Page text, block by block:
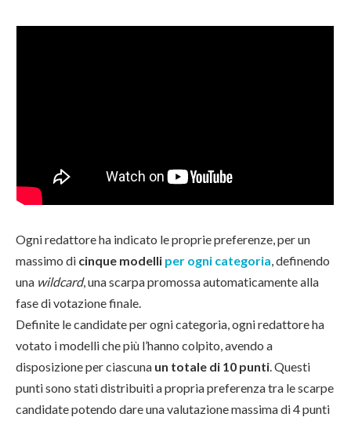
Ogni redattore ha indicato le proprie preferenze, per un
massimo di cinque modelli per ogni categoria , definendo
una wildcard, una scarpa promossa automaticamente alla
fase di votazione finale.
Definite le candidate per ogni categoria, ogni redattore ha
votato i modelli che più l’hanno colpito, avendo a
disposizione per ciascuna un totale di 10 punti . Questi
punti sono stati distribuiti a propria preferenza tra le scarpe
candidate potendo dare una valutazione massima di 4 punti